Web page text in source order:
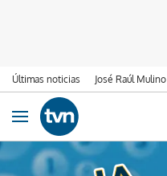
Últimas noticias José Raúl Mulino
Ir al contenido
Obrir navegació